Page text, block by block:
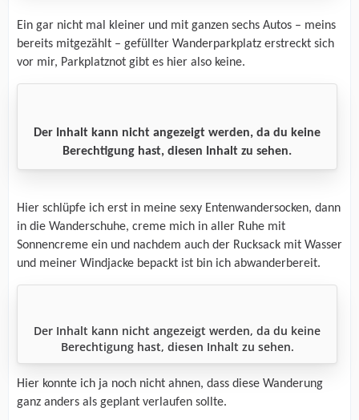
Ein gar nicht mal kleiner und mit ganzen sechs Autos – meins
bereits mitgezählt – gefüllter Wanderparkplatz erstreckt sich
vor mir, Parkplatznot gibt es hier also keine.
Der Inhalt kann nicht angezeigt werden, da du keine
Berechtigung hast, diesen Inhalt zu sehen.
Hier schlüpfe ich erst in meine sexy Entenwandersocken, dann
in die Wanderschuhe, creme mich in aller Ruhe mit
Sonnencreme ein und nachdem auch der Rucksack mit Wasser
und meiner Windjacke bepackt ist bin ich abwanderbereit.
Der Inhalt kann nicht angezeigt werden, da du keine
Berechtigung hast, diesen Inhalt zu sehen.
Hier konnte ich ja noch nicht ahnen, dass diese Wanderung
ganz anders als geplant verlaufen sollte.